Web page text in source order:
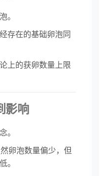
。
存在的基础卵泡同
上的获卵数量上限
影响
。
卵泡数量偏少，但
。